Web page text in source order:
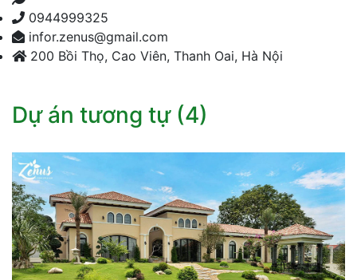
0944999325
infor.zenus@gmail.com
200 Bồi Thọ, Cao Viên, Thanh Oai, Hà Nội
Dự án tương tự (4)